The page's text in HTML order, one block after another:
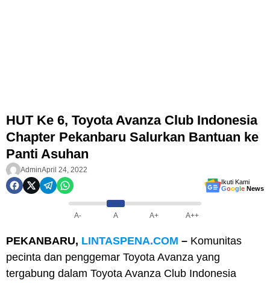
HUT Ke 6, Toyota Avanza Club Indonesia
Chapter Pekanbaru Salurkan Bantuan ke
Panti Asuhan
AdminApril 24, 2022
Ikuti Kami
Google News
A- A A+ A++
PEKANBARU, LINTASPENA.COM – Komunitas
pecinta dan penggemar Toyota Avanza yang
tergabung dalam Toyota Avanza Club Indonesia